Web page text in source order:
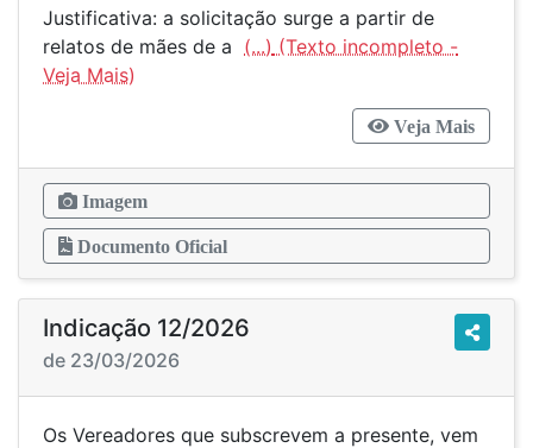
Justificativa: a solicitação surge a partir de
relatos de mães de a (...)
Veja Mais
Imagem
Documento Oficial
Indicação 12/2026
de 23/03/2026
Os Vereadores que subscrevem a presente, vem